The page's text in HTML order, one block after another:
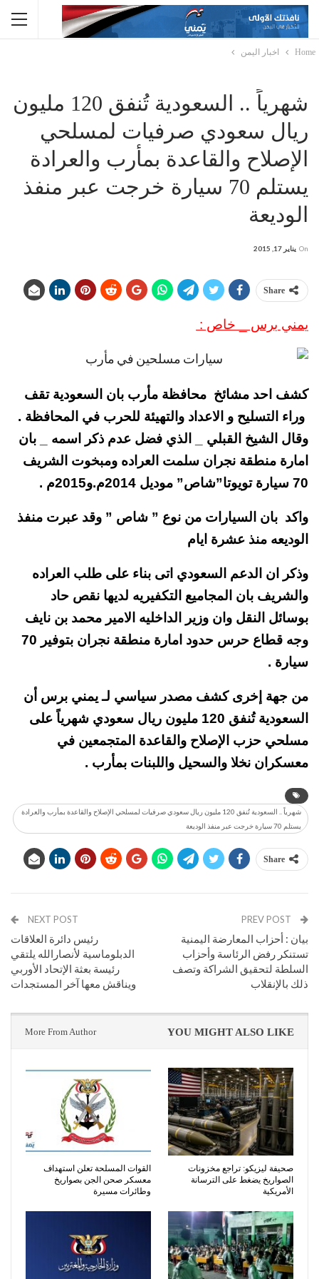
Home اخبار اليمن
شهرياً .. السعودية تُنفق 120 مليون
ريال سعودي صرفيات لمسلحي
الإصلاح والقاعدة بمأرب والعرادة
يستلم 70 سيارة خرجت عبر منفذ
الوديعة
On يناير 17, 2015
Share
يمني برس _ خاص :
كشف احد مشائخ محافظة مأرب بان السعودية تقف
وراء التسليح و الاعداد والتهيئة للحرب في المحافظة .
وقال الشيخ القبلي _ الذي فضل عدم ذكر اسمه _ بان
امارة منطقة نجران سلمت العراده ومبخوت الشريف
70 سيارة تويوتا”شاص” موديل 2014م.و2015م .
واكد بان السيارات من نوع ” شاص ” وقد عبرت منفذ
الوديعه منذ عشرة ايام
وذكر ان الدعم السعودي اتى بناء على طلب العراده
والشريف بان المجاميع التكفيريه لديها نقص حاد
بوسائل النقل وان وزير الداخليه الامير محمد بن نايف
وجه قطاع حرس حدود امارة منطقة نجران بتوفير 70
سيارة .
من جهة إخرى كشف مصدر سياسي لـ يمني برس أن
السعودية تُنفق 120 مليون ريال سعودي شهرياً على
مسلحي حزب الإصلاح والقاعدة المتجمعين في
معسكران نخلا والسحيل واللبنات بمأرب .
شهرياً .. السعودية تُنفق 120 مليون ريال سعودي صرفيات لمسلحي الإصلاح والقاعدة بمأرب والعرادة
يستلم 70 سيارة خرجت عبر منفذ الوديعة
Share
بيان : أحزاب المعارضة اليمنية
تستنكر رفض الرئاسة وأحزاب
السلطة لتحقيق الشراكة وتصف
ذلك بالإنقلاب
NEXT POST
رئيس دائرة العلاقات
الدبلوماسية لأنصارالله يلتقي
رئيسة بعثة الإتحاد الأوربي
ويناقش معها آخر المستجدات
YOU MIGHT ALSO LIKE
More From Author
صحيفة ليزيكو: تراجع مخزونات
الصواريخ يضغط على الترسانة
الأمريكية
القوات المسلحة تعلن استهداف
معسكر صحن الجن بصواريخ
وطائرات مسيرة